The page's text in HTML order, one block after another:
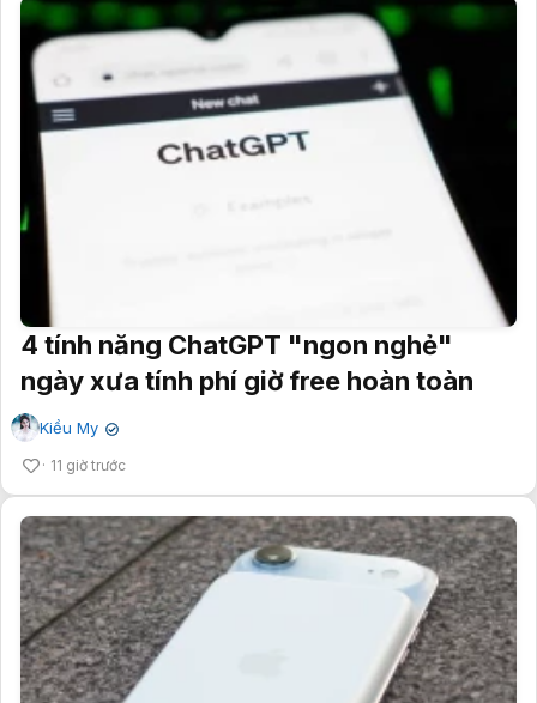
4 tính năng ChatGPT "ngon nghẻ"
ngày xưa tính phí giờ free hoàn toàn
Kiều My ✔
11 giờ trước